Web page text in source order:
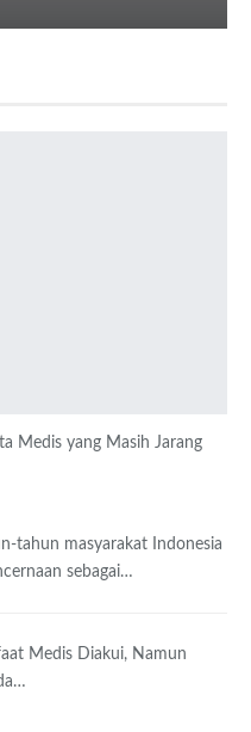
Medis yang Masih Jarang
tahun masyarakat Indonesia
sebagai…
Medis Diakui, Namun